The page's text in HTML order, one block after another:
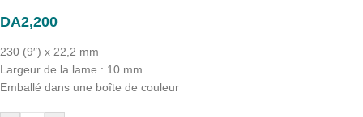
DA2,200
230 (9″) x 22,2 mm
Largeur de la lame : 10 mm
Emballé dans une boîte de couleur